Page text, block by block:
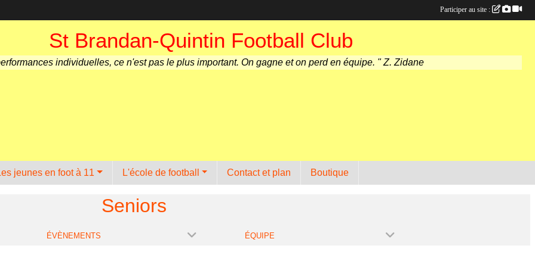
St Brandan-Quintin Football Club
individuelles, ce n'est pas le plus important. On gagne et on perd en équipe. " Z. Zidane
jeunes en foot à 11 L'école de football Contact et plan Boutique
Seniors
ÉVÈNEMENTS ÉQUIPE
Participer au site :